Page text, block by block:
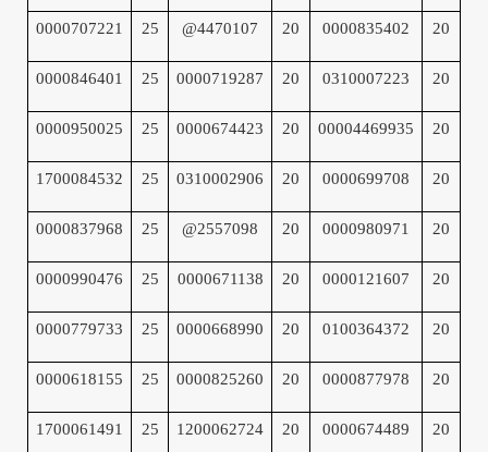
0000707221 25 @4470107 20 0000835402 20
0000846401 25 0000719287 20 0310007223 20
0000950025 25 0000674423 20 00004469935 20
1700084532 25 0310002906 20 0000699708 20
0000837968 25 @2557098 20 0000980971 20
0000990476 25 0000671138 20 0000121607 20
0000779733 25 0000668990 20 0100364372 20
0000618155 25 0000825260 20 0000877978 20
1700061491 25 1200062724 20 0000674489 20